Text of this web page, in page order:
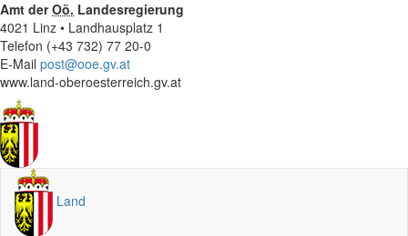
Amt derOö. Landesregierung
4021 Linz • Landhausplatz 1
Telefon (+43 732) 77 20-0
E-Mail post@ooe.gv.at
www.land-oberoesterreich.gv.at
Land